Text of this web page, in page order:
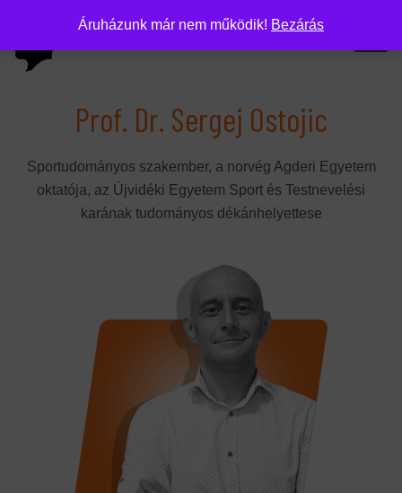
Prof. Dr. Sergej Ostojic
Sportudományos szakember, a norvég Agderi Egyetem
oktatója, az Újvidéki Egyetem Sport és Testnevelési
karának tudományos dékánhelyettese
Áruházunk már nem működik! Bezárás